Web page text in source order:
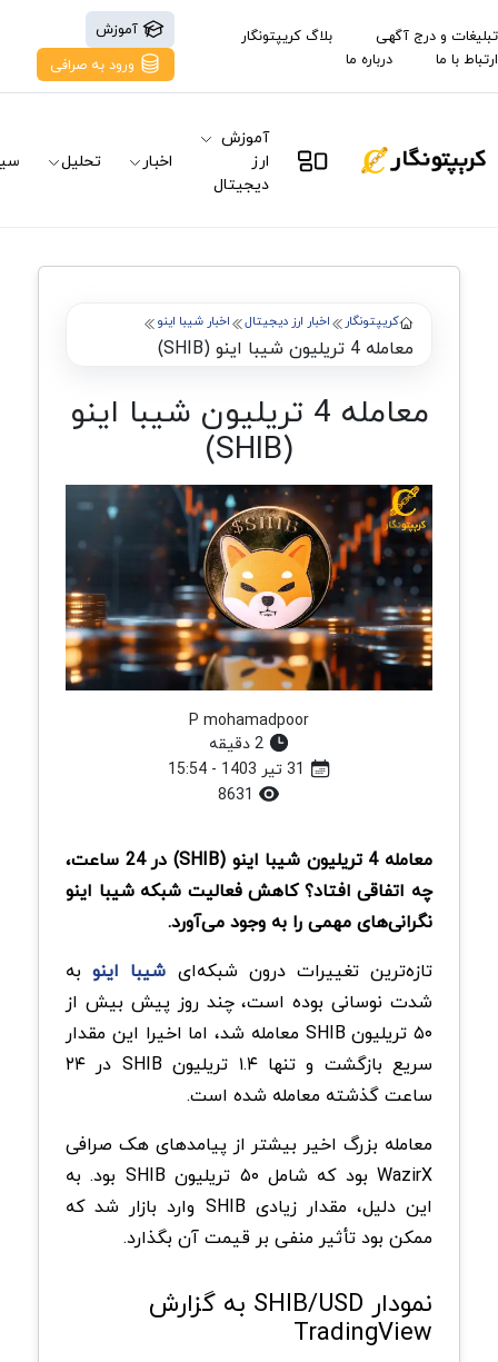
تبلیغات و درج آگهی
بلاگ کریپتونگار
ارتباط با ما
درباره ما
آموزش
ورود به صرافی
آموزش
ارز
دیجیتال
اخبار تحلیل
کریپتونگار اخبار ارز دیجیتال اخبار شیبا اینو
معامله 4 تریلیون شیبا اینو (SHIB)
معامله 4 تریلیون شیبا اینو
(SHIB)
P mohamadpoor
2 دقیقه
معامله 4 تریلیون شیبا اینو (SHIB) در 24 ساعت،
چه اتفاقی افتاد؟ کاهش فعالیت شبکه شیبا اینو
نگرانی‌های مهمی را به وجود می‌آورد.
تازه‌ترین تغییرات درون‌ شبکه‌ای شیبا اینوبه
شدت نوسانی بوده است، چند روز پیش بیش از
۵۰ تریلیون SHIB معامله شد، اما اخیرا این مقدار
سریع بازگشت و تنها ۱.۴ تریلیون SHIB در ۲۴
ساعت گذشته معامله شده است.
معامله بزرگ اخیر بیشتر از پیامدهای هک صرافی
WazirX بود که شامل ۵۰ تریلیون SHIB بود. به
این دلیل، مقدار زیادی SHIB وارد بازار شد که
ممکن بود تأثیر منفی بر قیمت آن بگذارد.
نمودار SHIB/USD به گزارش
TradingView